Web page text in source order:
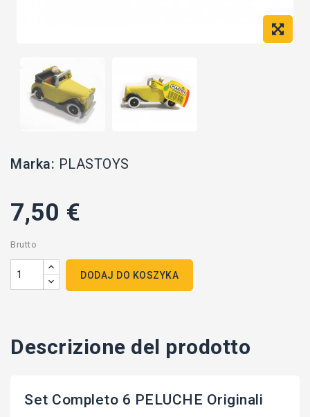
Marka: PLASTOYS
7,50 €
Brutto
DODAJ DO KOSZYKA
Descrizione del prodotto
Set Completo 6 PELUCHE Originali